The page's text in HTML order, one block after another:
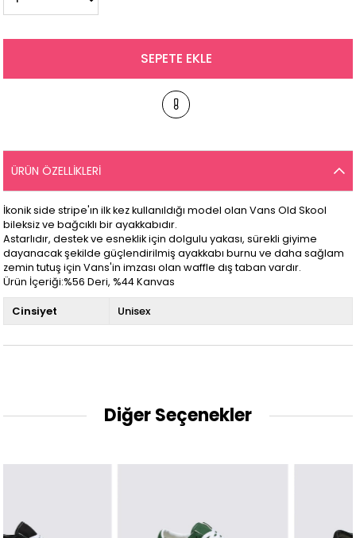
ÜRÜN ÖZELLIKLERI
İkonik side stripe'ın ilk kez kullanıldığı model olan Vans Old Skool
bileksiz ve bağcıklı bir ayakkabıdır.
Astarlıdır, destek ve esneklik için dolgulu yakası, sürekli giyime
dayanacak şekilde güçlendirilmiş ayakkabı burnu ve daha sağlam
zemin tutuş için Vans'in imzası olan waffle dış taban vardır.
Ürün İçeriği:%56 Deri, %44 Kanvas
Cinsiyet Unisex
Diğer Seçenekler